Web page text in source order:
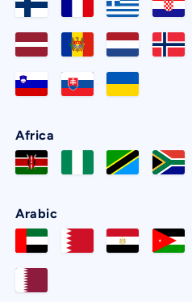
Africa
Arabic